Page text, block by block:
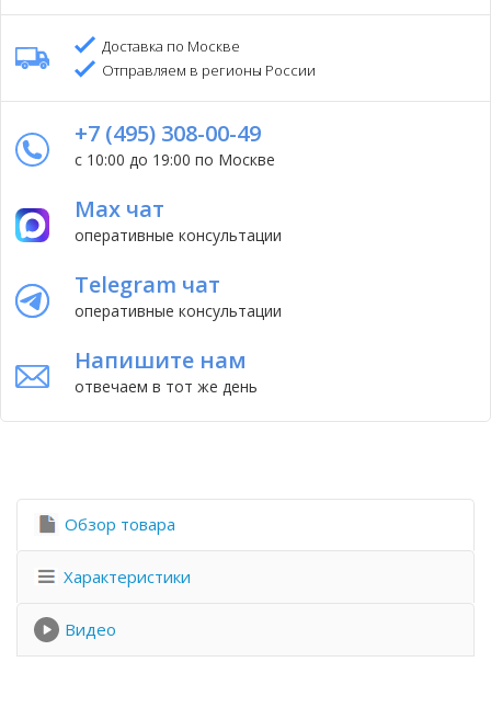
Доставка по Москве
Отправляем в регионы России
+7 (495) 308-00-49
с 10:00 до 19:00 по Москве
Max чат
оперативные консультации
Telegram чат
оперативные консультации
Напишите нам
отвечаем в тот же день
Обзор товара
Характеристики
Видео